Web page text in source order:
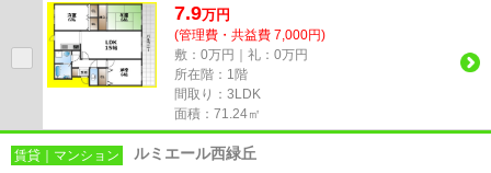
7.9万円
(管理費・共益費 7,000円)
敷：0万円｜礼：0万円
所在階：1階
間取り：3LDK
面積：71.24㎡
賃貸｜マンション ルミエール西緑丘